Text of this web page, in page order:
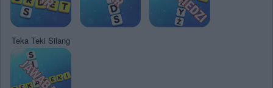
Teka Teki Silang